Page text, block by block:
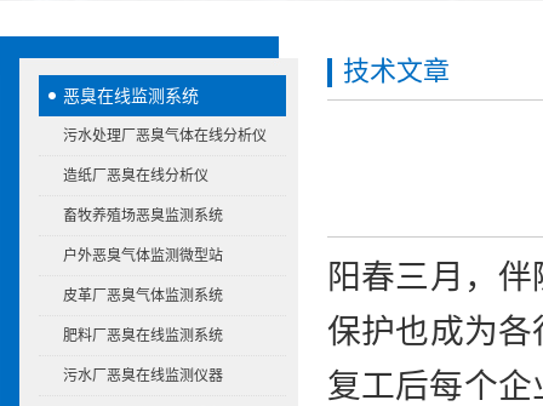
恶臭在线监测系统
污水处理厂恶臭气体在线分析仪
造纸厂恶臭在线分析仪
畜牧养殖场恶臭监测系统
户外恶臭气体监测微型站
皮革厂恶臭气体监测系统
肥料厂恶臭在线监测系统
污水厂恶臭在线监测仪器
技术文章
阳春三月，
保护也成为
复工后每个企